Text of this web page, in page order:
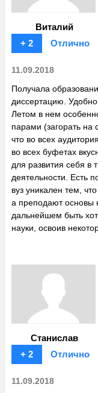
Виталий
+ 2
Отлично
11.09.2018
Получала
диссертацию.
Летом в нем
парами (загорать на
что во всех
во всех буфетах
для развития себя в
деятельности. Есть
вуз уникален тем,
а преподают основы
дальнейшем быть
науки, освоив
Станислав
+ 2
Отлично
11.09.2018